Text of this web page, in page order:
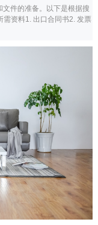
件的准备。以下是根据搜
资料1. 出口合同书2. 发票